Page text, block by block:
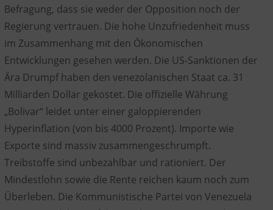
Befragung, dass sie weder der Opposition noch der
Regierung vertrauen. Die hohe Unzufriedenheit muss
im Zusammenhang mit den Ökonomischen
Entwicklungen gesehen werden. Die US-Sanktionen der
Ära Drumpf haben den venezolanischen Staat ca. 31
Milliarden Dollar gekostet. Die offizielle Währung
„Bolivar“ leidet unter einer galoppierenden
Hyperinflation (von bis 4000 Prozent). Importe wie
Exporte sind massiv zusammengeschrumpft.
Treibstoffe sind unbezahlbar und rationiert. Der
Mindestlohn sowie die Rente reichen kaum noch zum
Überleben. Die Kommunistische Partei von Venezuela